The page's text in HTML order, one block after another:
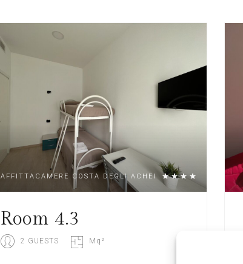
AFFITTACAMERE COSTA DEGLI ACHEI
Room 4.3
2 GUESTS Mq²